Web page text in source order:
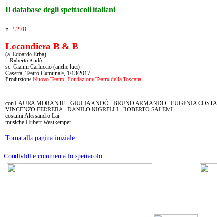
Il database degli spettacoli italiani
n. 5278
Locandiera B & B
(a. Edoardo Erba)
r. Roberto Andò
sc. Gianni Carluccio (anche luci)
Caserta, Teatro Comunale, 1/13/2017.
Produzione Nuovo Teatro, Fondazione Teatro della Toscana
con LAURA MORANTE - GIULIA ANDÒ - BRUNO ARMANDO - EUGENIA
VINCENZO FERRERA - DANILO NIGRELLI - ROBERTO SALEMI
costumi Alessandro Lai
musiche Hubert Westkemper
Torna alla pagina iniziale.
Condividi e commenta lo spettacolo |